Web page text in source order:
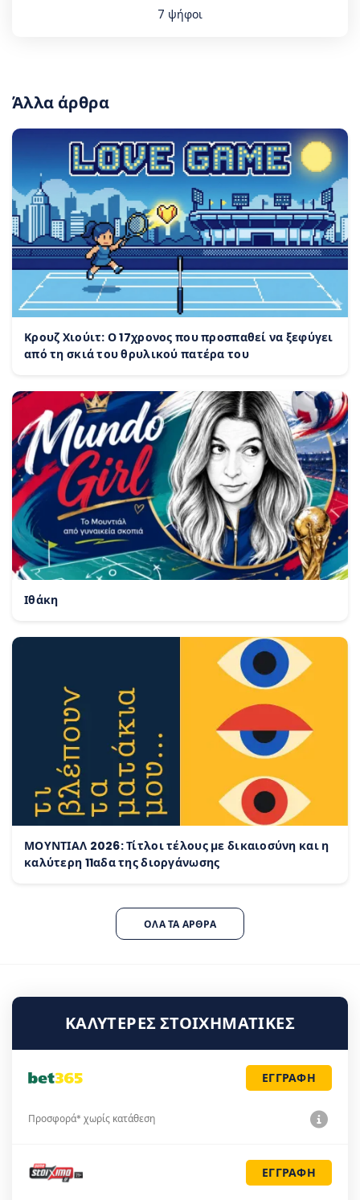
7 ψήφοι
Άλλα άρθρα
Κρουζ Χιούιτ: Ο 17χρονος που προσπαθεί να ξεφύγει
από τη σκιά του θρυλικού πατέρα του
Ιθάκη
ΜΟΥΝΤΙΑΛ 2026: Τίτλοι τέλους με δικαιοσύνη και η
καλύτερη 11αδα της διοργάνωσης
ΌΛΑ ΤΑ ΆΡΘΡΑ
ΚΑΛΎΤΕΡΕΣ ΣΤΟΙΧΗΜΑΤΙΚΈΣ
ΕΓΓΡΑΦΗ
Προσφορά* χωρίς κατάθεση
ΕΓΓΡΑΦΗ